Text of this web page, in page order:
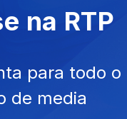
onde talvez
na RTP
para todo o
de media